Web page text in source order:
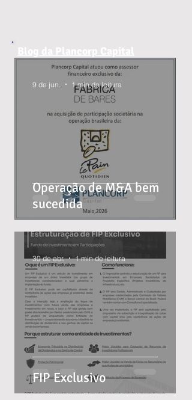
Blog da Plancorp Capital
Operação de M&A bem
sucedida
9 de jun. 1 min de leitura
FIP Exclusivo
30 de abr. 1 min de leitura